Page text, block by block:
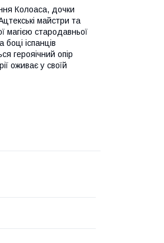
Колоаса, дочки
майстри та
магією стародавньої
іспанців
герояічний опір
оживає у своїй